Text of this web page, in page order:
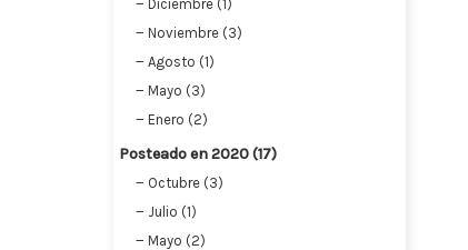
Diciembre (1)
Noviembre (3)
Agosto (1)
Mayo (3)
Enero (2)
Posteado en 2020 (17)
Octubre (3)
Julio (1)
Mayo (2)